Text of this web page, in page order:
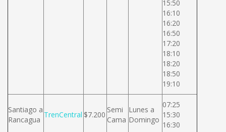
15:50
16:10
16:20
16:50
17:20
18:10
18:20
18:50
19:10
Santiago a
Rancagua
TrenCentral $7.200
Semi
Cama
Lunes a
Domingo
07:25
15:30
16:30